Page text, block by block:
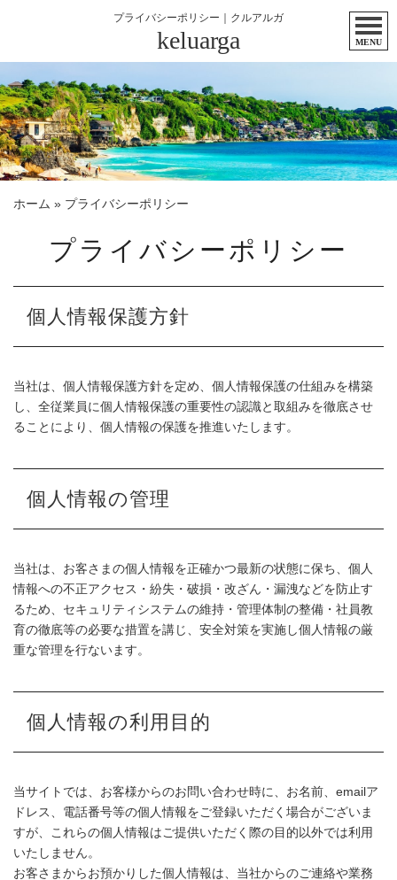
プライバシーポリシー｜クルアルガ
keluarga MENU
ホーム » プライバシーポリシー
プライバシーポリシー
個人情報保護方針
当社は、個人情報保護方針を定め、個人情報保護の仕組みを構築
し、全従業員に個人情報保護の重要性の認識と取組みを徹底させ
ることにより、個人情報の保護を推進いたします。
個人情報の管理
当社は、お客さまの個人情報を正確かつ最新の状態に保ち、個人
情報への不正アクセス・紛失・破損・改ざん・漏洩などを防止す
るため、セキュリティシステムの維持・管理体制の整備・社員教
育の徹底等の必要な措置を講じ、安全対策を実施し個人情報の厳
重な管理を行ないます。
個人情報の利用目的
当サイトでは、お客様からのお問い合わせ時に、お名前、emailア
ドレス、電話番号等の個人情報をご登録いただく場合がございま
すが、これらの個人情報はご提供いただく際の目的以外では利用
いたしません。
お客さまからお預かりした個人情報は、当社からのご連絡や業務